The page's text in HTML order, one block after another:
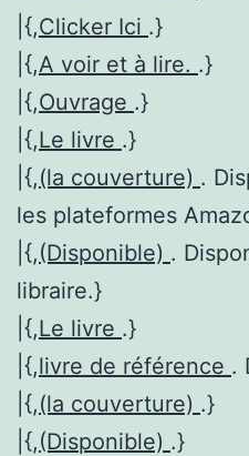
|{,Clicker Ici .}
|{,A voir et à lire. .}
|{,Ouvrage .}
|{,Le livre .}
|{,(la couverture) .
les plateformes
|{,(Disponible) .
libraire.}
|{,Le livre .}
|{,livre de référence .
|{,(la couverture) .}
|{,(Disponible) .}